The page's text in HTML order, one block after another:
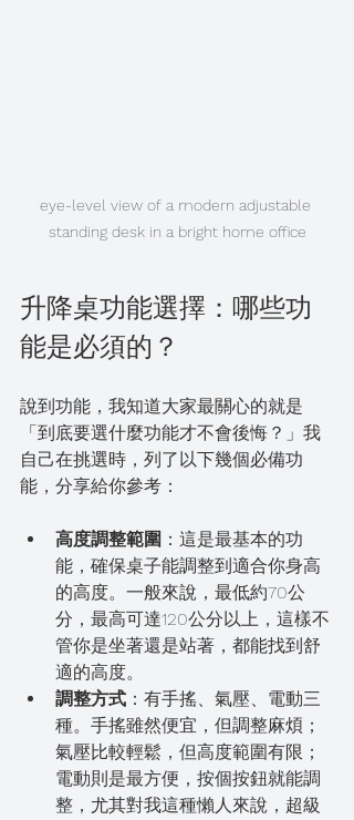
eye-level view of a modern adjustable
standing desk in a bright home office
升降桌功能選擇：哪些功
能是必須的？
說到功能，我知道大家最關心的就是
「到底要選什麼功能才不會後悔？」我
自己在挑選時，列了以下幾個必備功
能，分享給你參考：
高度調整範圍 ：這是最基本的功
能，確保桌子能調整到適合你身高
的高度。一般來說，最低約70公
分，最高可達120公分以上，這樣不
管你是坐著還是站著，都能找到舒
適的高度。
調整方式 ：有手搖、氣壓、電動三
種。手搖雖然便宜，但調整麻煩；
氣壓比較輕鬆，但高度範圍有限；
電動則是最方便，按個按鈕就能調
整，尤其對我這種懶人來說，超級